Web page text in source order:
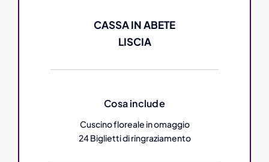
CASSA IN ABETE
LISCIA
Cosa include
Cuscino floreale in omaggio
24 Biglietti di ringraziamento